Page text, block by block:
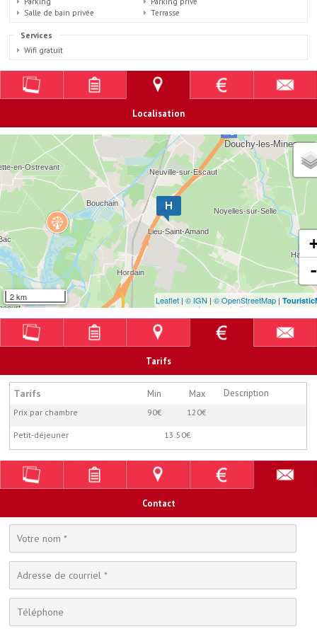
Salle de bain privée
Terrasse
Services
Wifi gratuit
Localisation
2 km Leaflet| © IGN | © OpenStreetMap|
Tarifs
Tarifs Min Max Description
Prix par chambre 90€ 120€
Petit-déjeuner 13.50€
Contact